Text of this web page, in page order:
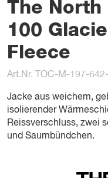
The North
100
Fleece
Art.Nr. TOC-M-197-
Jacke aus weichem,
isolierender
Reissverschluss, zwei
und Saumbündchen.